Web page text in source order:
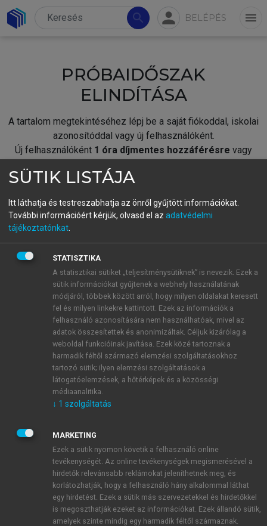
search person BELÉPÉS menu
PRÓBAIDŐSZAK
ELINDÍTÁSA
A tartalom megtekintéséhez lépj be a saját fiókoddal, iskolai
azonosítóddal vagy új felhasználóként.
Új felhasználóként 1 óra díjmentes hozzáférésre vagy
fiókoddal,vagy hozz létre új fiókot.
A regisztráció után apróbaidőszakautomatikusan
BELÉPÉS SAJÁT FIÓKKAL
ÚJ FIÓK LÉTREHOZÁSA
1 óra díjmentes hozzáférés
E-MAIL-CÍM
JELSZÓ
JELSZÓ ÚJRA
Kérek értesítést a MeRSZ újdonságairól, akcióiról.
SÜTIK LISTÁJA
Itt láthatja és testreszabhatja az önről gyűjtött információkat.
További információért kérjük, olvasd el az adatvédelmi
tájékoztatónkat
STATISZTIKA
A statisztikai sütiket „teljesítménysütiknek” is nevezik. Ezek a
sütik információkat gyűjtenek a webhely használatának
módjáról, többek között arról, hogy milyen oldalakat keresett
fel és milyen linkekre kattintott. Ezek az információk a
felhasználó azonosítására nem használhatóak, mivel az
adatok összesítettek és anonimizáltak. Céljuk kizárólag a
weboldal funkcióinak javítása. Ezek közé tartoznak a
harmadik féltől származó elemzési szolgáltatásokhoz
tartozó sütik; ilyen elemzési szolgáltatások a
látogatóelemzések, a hőtérképek és a közösségi
médiaanalitika.
↓ 1 szolgáltatás
MARKETING
Ezek a sütik nyomon követik a felhasználó online
tevékenységét. Az online tevékenységek megismerésével a
hirdetők relevánsabb reklámokat jeleníthetnek meg, és
korlátozhatják, hogy a felhasználó hány alkalommal láthat
egy hirdetést. Ezek a sütik más szervezetekkel és hirdetőkkel
is megoszthatják ezeket az információkat. Ezek állandó sütik,
amelyek szinte mindig egy harmadik féltől származnak.